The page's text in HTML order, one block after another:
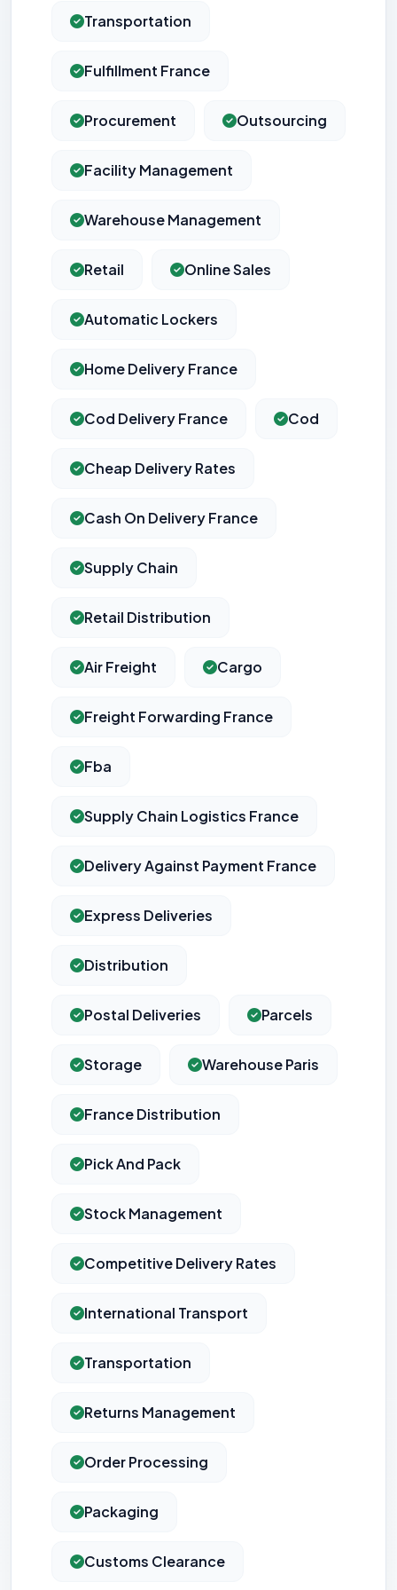
Transportation
Fulfillment France
Procurement Outsourcing
Facility Management
Warehouse Management
Retail Online Sales
Automatic Lockers
Home Delivery France
Cod Delivery France Cod
Cheap Delivery Rates
Cash On Delivery France
Supply Chain
Retail Distribution
Air Freight Cargo
Freight Forwarding France
Fba
Supply Chain Logistics France
Delivery Against Payment France
Express Deliveries
Distribution
Postal Deliveries Parcels
Storage Warehouse Paris
France Distribution
Pick And Pack
Stock Management
Competitive Delivery Rates
International Transport
Transportation
Returns Management
Order Processing
Packaging
Customs Clearance
Cookies essentiels
peuvent pas être désactivés.